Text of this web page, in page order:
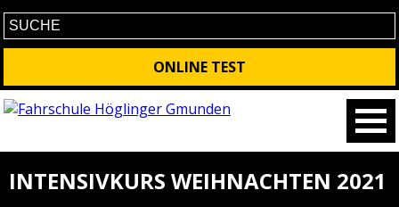
ONLINE TEST
INTENSIVKURS WEIHNACHTEN 2021